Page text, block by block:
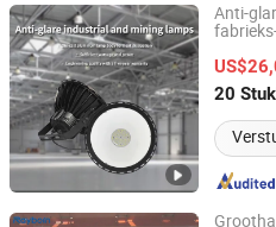
Anti-
20
Jiangsu Xinyixin Lighting
Jiangsu, China